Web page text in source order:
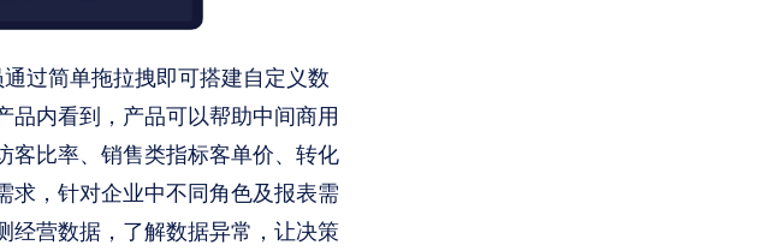
过简单拖拉拽即可搭建自定义数
内看到，产品可以帮助中间商用
客比率、销售类指标客单价、转化
求，针对企业中不同角色及报表需
经营数据，了解数据异常，让决策